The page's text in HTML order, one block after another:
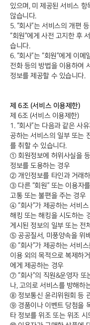
있으며, 미 제공된 서비스 항
않습니다.
5. “회사”는 서비스의 개편
“회원”에게 사전 고지한 후
습니다.
6. “회사”는 “회원”에게 이
전화 등의 방법을 이용하여
정보를 제공할 수 있습니다.
제 6조 (서비스 이용제한)
제 6조 (서비스 이용제한)
1. “회사”는 다음과 같은 사
공하는 서비스의 일부 또는
를 취할 수 있습니다.
① 회원정보에 허위사실을
정보를 도용하는 경우
② 개인정보를 타인과 거래
③ 다른 “회원” 또는 이용자
고통 또는 불편을 주는 경우
④ “회사”가 제공하는 서비
해킹 또는 해킹을 시도하는
게시된 정보의 일부 또는 전
⑤ 공공질서, 미풍양속을 위
⑥ “회사”가 제공하는 서비
이용 외의 목적으로 복제하
에게 제공하는 경우
⑦ “회사”의 직원&운영자 또
나, 고의로 서비스를 방해하
⑧ 정보통신 윤리위원회 등
⑨ 경품이나 이벤트 당첨을
타 정보를 위조 또는 위조 시